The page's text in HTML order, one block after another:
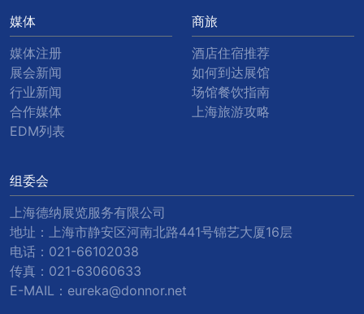
媒体
媒体注册
展会新闻
行业新闻
合作媒体
EDM列表
商旅
酒店住宿推荐
如何到达展馆
场馆餐饮指南
上海旅游攻略
组委会
上海德纳展览服务有限公司
地址：上海市静安区河南北路441号锦艺大厦16层
电话： 021-66102038
传真： 021-63060633
E-MAIL： eureka@donnor.net